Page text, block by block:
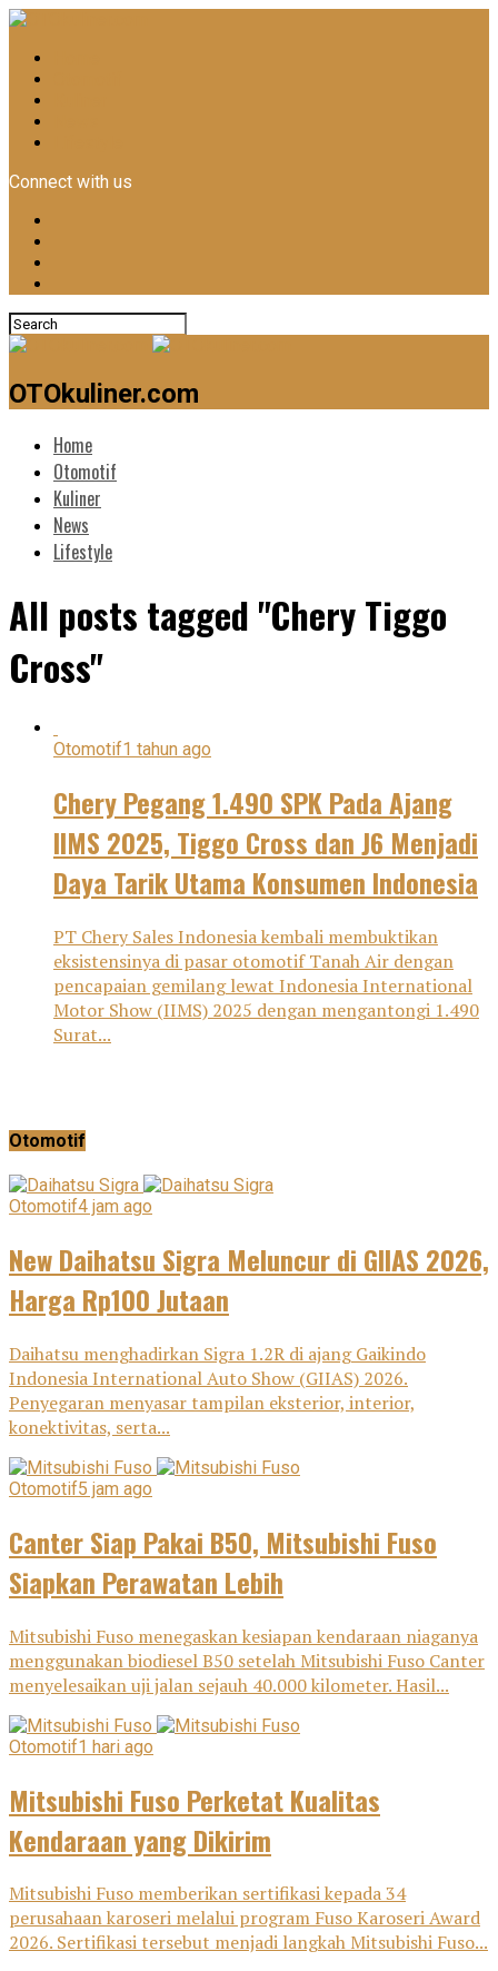
Connect with us
OTOkuliner.com
Home
Otomotif
Kuliner
News
Lifestyle
All posts tagged "Chery Tiggo
Cross"
Otomotif1 tahun ago
Chery Pegang 1.490 SPK Pada Ajang
IIMS 2025, Tiggo Cross dan J6 Menjadi
Daya Tarik Utama Konsumen Indonesia
PT Chery Sales Indonesia kembali membuktikan
eksistensinya di pasar otomotif Tanah Air dengan
pencapaian gemilang lewat Indonesia International
Motor Show (IIMS) 2025 dengan mengantongi 1.490
Surat...
Otomotif
Otomotif4 jam ago
New Daihatsu Sigra Meluncur di GIIAS 2026,
Harga Rp100 Jutaan
Daihatsu menghadirkan Sigra 1.2R di ajang Gaikindo
Indonesia International Auto Show (GIIAS) 2026.
Penyegaran menyasar tampilan eksterior, interior,
konektivitas, serta...
Otomotif5 jam ago
Canter Siap Pakai B50, Mitsubishi Fuso
Siapkan Perawatan Lebih
Mitsubishi Fuso menegaskan kesiapan kendaraan niaganya
menggunakan biodiesel B50 setelah Mitsubishi Fuso Canter
menyelesaikan uji jalan sejauh 40.000 kilometer. Hasil...
Otomotif1 hari ago
Mitsubishi Fuso Perketat Kualitas
Kendaraan yang Dikirim
Mitsubishi Fuso memberikan sertifikasi kepada 34
perusahaan karoseri melalui program Fuso Karoseri Award
2026. Sertifikasi tersebut menjadi langkah Mitsubishi Fuso...